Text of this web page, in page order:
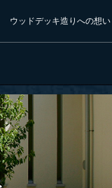
ウッドデッキ造りへの想い